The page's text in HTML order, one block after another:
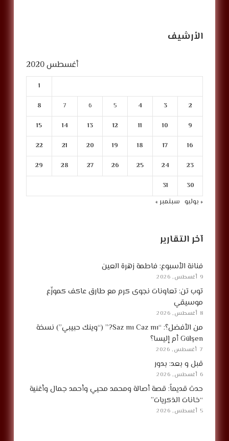
الأرشيف
أغسطس 2020
1
2
3
4
5
6
7
8
9
10
11
12
13
14
15
16
17
18
19
20
21
22
23
24
25
26
27
28
29
30
31
« يوليو سبتمبر »
آخر التقارير
فنانة الأسبوع: فاطمة زهرة العين
9 أغسطس, 2026
توب تن: تعاونات نجوى كرم مع طارق عاكف كموزّع
موسيقي
8 أغسطس, 2026
من الأفضل؟: “Saz mı Caz mı?” (“وينك حبيبي”) نسخة
Gülşen أم إليسا؟
7 أغسطس, 2026
قبل و بعد: بدور
6 أغسطس, 2026
حدث قديماً: قصة أصالة ومحمد محيي وأحمد جمال وأغنية
“خانات الذكريات”
5 أغسطس, 2026